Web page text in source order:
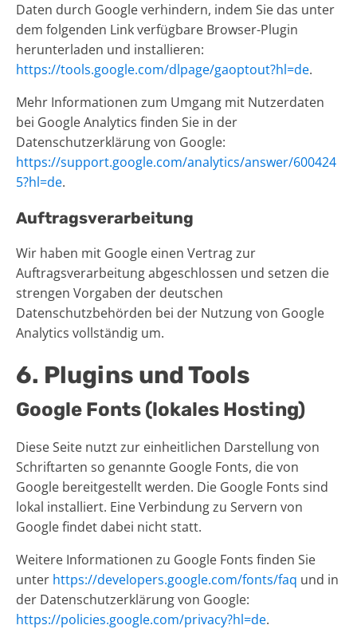
Daten durch Google verhindern, indem Sie das unter
dem folgenden Link verfügbare Browser-Plugin
herunterladen und installieren:
https://tools.google.com/dlpage/gaoptout?hl=de.
Mehr Informationen zum Umgang mit Nutzerdaten
bei Google Analytics finden Sie in der
Datenschutzerklärung von Google:
https://support.google.com/analytics/answer/600424
5?hl=de.
Auftragsverarbeitung
Wir haben mit Google einen Vertrag zur
Auftragsverarbeitung abgeschlossen und setzen die
strengen Vorgaben der deutschen
Datenschutzbehörden bei der Nutzung von Google
Analytics vollständig um.
6. Plugins und Tools
Google Fonts (lokales Hosting)
Diese Seite nutzt zur einheitlichen Darstellung von
Schriftarten so genannte Google Fonts, die von
Google bereitgestellt werden. Die Google Fonts sind
lokal installiert. Eine Verbindung zu Servern von
Google findet dabei nicht statt.
Weitere Informationen zu Google Fonts finden Sie
unter https://developers.google.com/fonts/faq und in
der Datenschutzerklärung von Google:
https://policies.google.com/privacy?hl=de.